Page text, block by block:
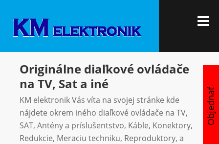
content
Originálne diaľkové ovládače
na TV, Sat a iné
KM elektronik Vás víta na svojej stránke kde
nájdete okrem iného diaľkové ovládače na TV,
SAT, Antény a príslušentstvo, Káble, Konektory,
Redukcie, Meraciu techniku, Reproduktory, a
Objednať